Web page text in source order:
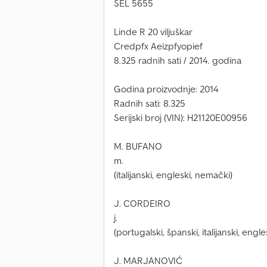
SEL 5655
Linde R 20 viljuškar
Credpfx Aeizpfyopief
8.325 radnih sati / 2014. godina
Godina proizvodnje: 2014
Radnih sati: 8.325
Serijski broj (VIN): H21120E00956
M. BUFANO
m.
(italijanski, engleski, nemački)
J. CORDEIRO
j.
(portugalski, španski, italijanski,
J. MARJANOVIĆ